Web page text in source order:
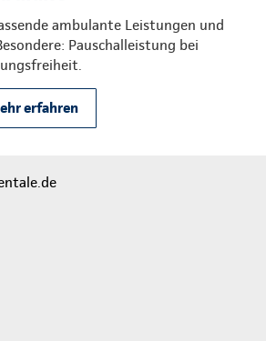
ambulante Leistungen und
Pauschalleistung bei
erfahren